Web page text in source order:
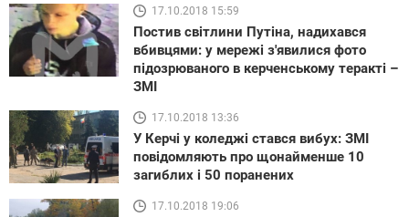
17.10.2018 15:59
Постив світлини Путіна, надихався
вбивцями: у мережі з'явилися фото
підозрюваного в керченському теракті –
ЗМІ
17.10.2018 13:36
У Керчі у коледжі стався вибух: ЗМІ
повідомляють про щонайменше 10
загиблих і 50 поранених
17.10.2018 19:06